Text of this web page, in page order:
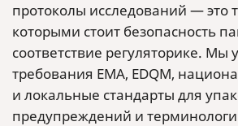
протоколы исследований — это
которыми стоит безопасность
соответствие регуляторике. Мы
требования EMA, EDQM,
и локальные стандарты для
предупреждений и